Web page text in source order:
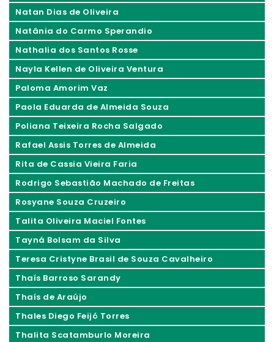
Natan Dias de Oliveira
Natânia do Carmo Sperandio
Nathalia dos Santos Rosse
Nayla Kellen de Oliveira Ventura
Paloma Amorim Vaz
Paola Eduarda de Almeida Souza
Poliana Teixeira Rocha Salgado
Rafael Assis Torres de Almeida
Rita de Cassia Vieira Faria
Rodrigo Sebastião Machado de Freitas
Rosyane Souza Cruzeiro
Talita Oliveira Maciel Fontes
Tayná Bolsam da Silva
Teresa Cristyne Brasil de Souza Cavalheiro
Thaís Barroso Sarandy
Thaís de Araújo
Thales Diego Feijó Torres
Thalita Scatamburlo Moreira